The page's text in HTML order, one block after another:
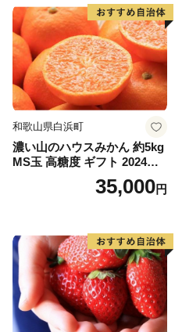
和歌山県白浜町
濃い山のハウスみかん 約5kg
MS玉 高糖度 ギフト 2024年7
35,000円